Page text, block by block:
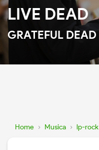
LIVE DEAD
GRATEFUL DEAD
Home › Musica › lp-rock